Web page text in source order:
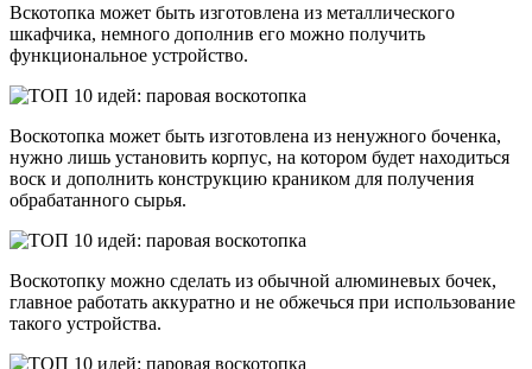
Вскотопка может быть изготовлена из металлического
шкафчика, немного дополнив его можно получить
функциональное устройство.
Воскотопка может быть изготовлена из ненужного боченка,
нужно лишь установить корпус, на котором будет находиться
воск и дополнить конструкцию краником для получения
обрабатанного сырья.
Воскотопку можно сделать из обычной алюминевых бочек,
главное работать аккуратно и не обжечься при использование
такого устройства.